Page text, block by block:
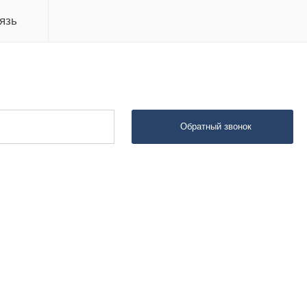
Обратный звонок